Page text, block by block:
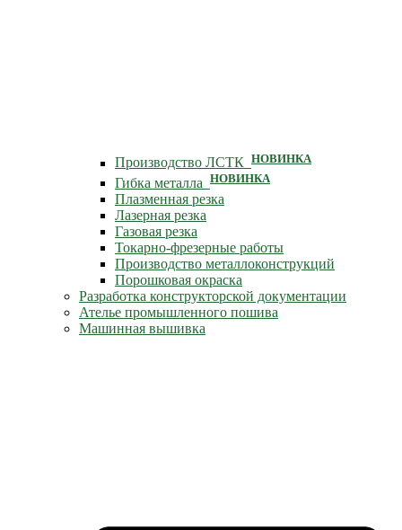
Производство ЛСТК НОВИНКА
Гибка металла НОВИНКА
Плазменная резка
Лазерная резка
Газовая резка
Токарно-фрезерные работы
Производство металлоконструкций
Порошковая окраска
Разработка конструкторской документации
Ателье промышленного пошива
Машинная вышивка